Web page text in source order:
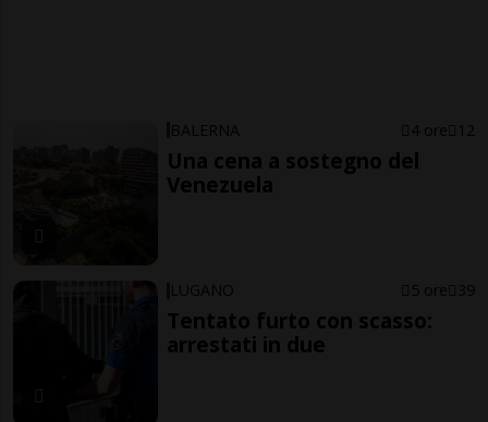
BALERNA 4 ore 12
Una cena a sostegno del
Venezuela
LUGANO 5 ore 39
Tentato furto con scasso:
arrestati in due